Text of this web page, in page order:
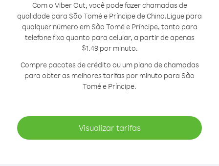
Com o Viber Out, você pode fazer chamadas de
qualidade para São Tomé e Príncipe de China.Ligue para
qualquer número em São Tomé e Príncipe, tanto para
telefone fixo quanto para celular, a partir de apenas
$1.49 por minuto.
Compre pacotes de crédito ou um plano de chamadas
para obter as melhores tarifas por minuto para São
Tomé e Príncipe.
Visualizar tarifas